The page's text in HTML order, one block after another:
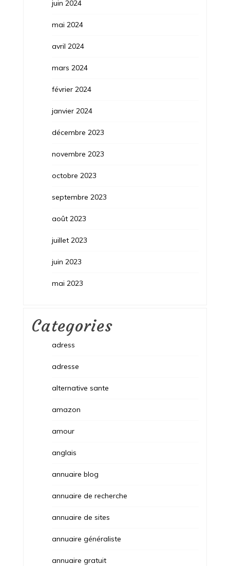
juin 2024
mai 2024
avril 2024
mars 2024
février 2024
janvier 2024
décembre 2023
novembre 2023
octobre 2023
septembre 2023
août 2023
juillet 2023
juin 2023
mai 2023
Categories
adress
adresse
alternative sante
amazon
amour
anglais
annuaire blog
annuaire de recherche
annuaire de sites
annuaire généraliste
annuaire gratuit